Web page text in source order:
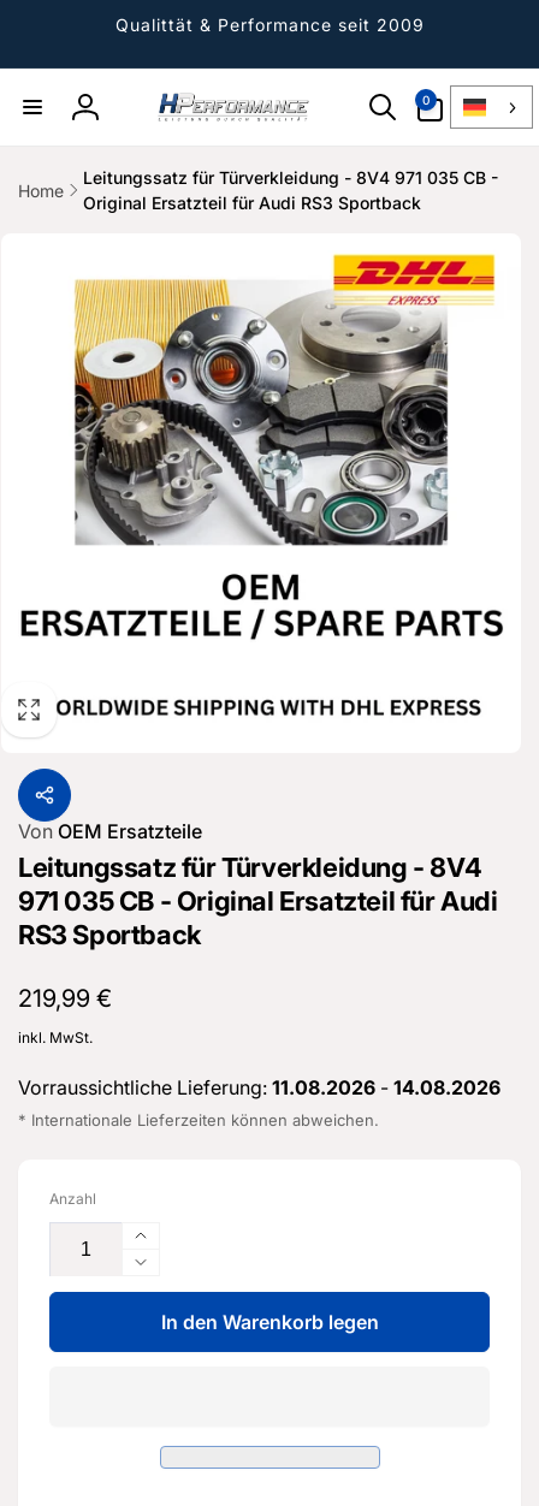
Qualittät & Performance seit 2009
Einloggen
0
Artikel
Home
Leitungssatz für Türverkleidung - 8V4 971 035 CB -
Original Ersatzteil für Audi RS3 Sportback
Von OEM Ersatzteile
Leitungssatz für Türverkleidung - 8V4
971 035 CB - Original Ersatzteil für Audi
RS3 Sportback
Normaler
Preis
219,99 €
inkl. MwSt.
Vorraussichtliche Lieferung: 11.08.2026 - 14.08.2026
* Internationale Lieferzeiten können abweichen.
Anzahl
Erhöhe
die
Menge
für
Leitungssatz
8V4
971
Verringere
die
Menge
für
8V4
In den Warenkorb legen